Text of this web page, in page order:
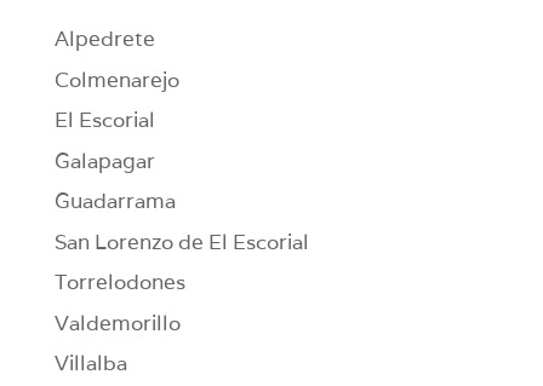
Alpedrete
Colmenarejo
El Escorial
Galapagar
Guadarrama
San Lorenzo de El Escorial
Torrelodones
Valdemorillo
Villalba